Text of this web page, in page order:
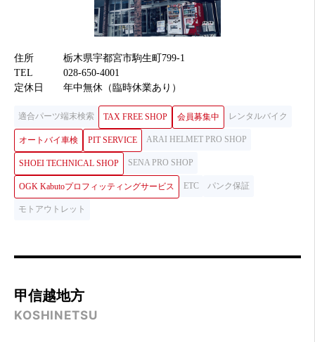
住所
栃木県宇都宮市駒生町799-1
TEL
028-650-4001
定休日
年中無休（臨時休業あり）
適合パーツ端末検索 TAX FREE SHOP 会員募集中 レンタルバイク
オートバイ車検 PIT SERVICE ARAI HELMET PRO SHOP
SHOEI TECHNICAL SHOP SENA PRO SHOP
OGK Kabutoプロフィッティングサービス ETC パンク保証
モトアウトレット
甲信越地方
KOSHINETSU